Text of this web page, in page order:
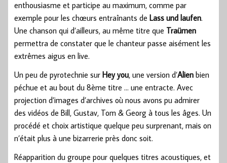
enthousiasme et participe au maximum, comme par
exemple pour les chœurs entraînants de Lass und laufen.
Une chanson qui d’ailleurs, au même titre que Traümen
permettra de constater que le chanteur passe aisément les
extrêmes aigus en live.
Un peu de pyrotechnie sur Hey you, une version d’Alien bien
péchue et au bout du 8ème titre … une entracte. Avec
projection d’images d’archives où nous avons pu admirer
des vidéos de Bill, Gustav, Tom & Georg à tous les âges. Un
procédé et choix artistique quelque peu surprenant, mais on
n’était plus à une bizarrerie près donc soit.
Réapparition du groupe pour quelques titres acoustiques, et